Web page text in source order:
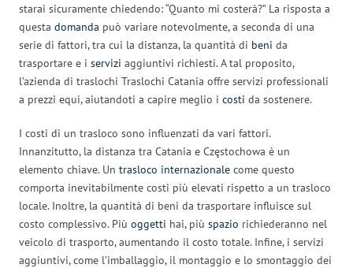
starai sicuramente chiedendo: “Quanto mi costerà?” La risposta a
questa domanda può variare notevolmente, a seconda di una
serie di fattori, tra cui la distanza, la quantità di beni da
trasportare e i servizi aggiuntivi richiesti. A tal proposito,
l’azienda di traslochi Traslochi Catania offre servizi professionali
a prezzi equi, aiutandoti a capire meglio i costi da sostenere.
I costi di un trasloco sono influenzati da vari fattori.
Innanzitutto, la distanza tra Catania e Częstochowa è un
elemento chiave. Un trasloco internazionale come questo
comporta inevitabilmente costi più elevati rispetto a un trasloco
locale. Inoltre, la quantità di beni da trasportare influisce sul
costo complessivo. Più oggetti hai, più spazio richiederanno nel
veicolo di trasporto, aumentando il costo totale. Infine, i servizi
aggiuntivi, come l’imballaggio, il montaggio e lo smontaggio dei